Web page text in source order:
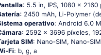
: 5.5 in, IPS, 1080 x
: 2450 mAh, Li-Polymer
operativo: Аndrоid 6.0
: 2592 x 3696 píxeles,
SIM: Nano-SIM, Nano-
Fi: b, g, а